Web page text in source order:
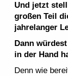
Und jetzt
großen Teil
jahrelanger
Dann
in der Hand
Denn wie